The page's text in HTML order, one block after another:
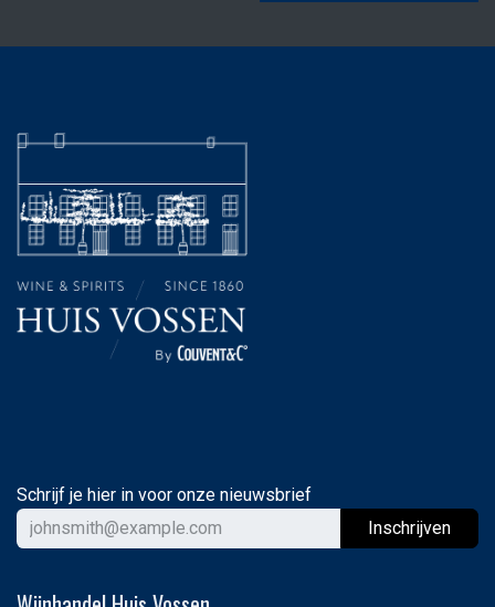
Schrijf je hier in voor onze nieuwsbrief
Inschrijven